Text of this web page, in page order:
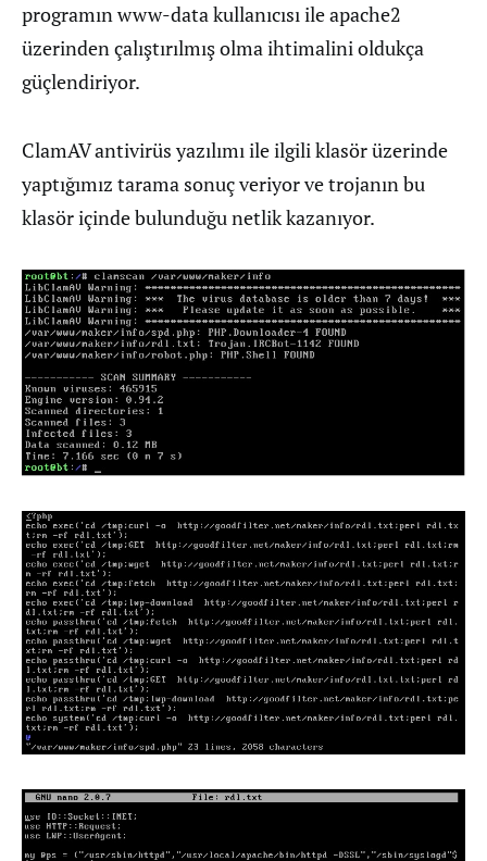
programın www-data kullanıcısı ile apache2
üzerinden çalıştırılmış olma ihtimalini oldukça
güçlendiriyor.
ClamAV antivirüs yazılımı ile ilgili klasör üzerinde
yaptığımız tarama sonuç veriyor ve trojanın bu
klasör içinde bulunduğu netlik kazanıyor.